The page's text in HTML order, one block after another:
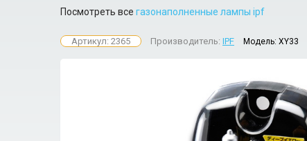
Посмотреть все газонаполненные лампы ipf
Артикул: 2365 Производитель: IPF Модель: XY33